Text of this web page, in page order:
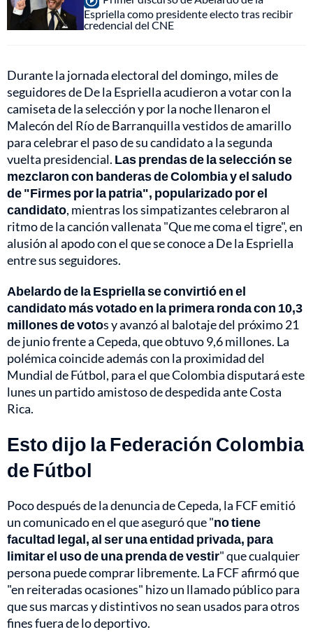
Espriella como presidente electo tras recibir
credencial del CNE
Durante la jornada electoral del domingo, miles de
seguidores de De la Espriella acudieron a votar con la
camiseta de la selección y por la noche llenaron el
Malecón del Río de Barranquilla vestidos de amarillo
para celebrar el paso de su candidato a la segunda
vuelta presidencial. Las prendas de la selección se
mezclaron con banderas de Colombia y el saludo
de "Firmes por la patria", popularizado por el
candidato, mientras los simpatizantes celebraron al
ritmo de la canción vallenata "Que me coma el tigre", en
alusión al apodo con el que se conoce a De la Espriella
entre sus seguidores.
Abelardo de la Espriella se convirtió en el
candidato más votado en la primera ronda con 10,3
millones de votos y avanzó al balotaje del próximo 21
de junio frente a Cepeda, que obtuvo 9,6 millones. La
polémica coincide además con la proximidad del
Mundial de Fútbol, para el que Colombia disputará este
lunes un partido amistoso de despedida ante Costa
Rica.
Esto dijo la Federación Colombia
de Fútbol
Poco después de la denuncia de Cepeda, la FCF emitió
un comunicado en el que aseguró que "no tiene
facultad legal, al ser una entidad privada, para
limitar el uso de una prenda de vestir" que cualquier
persona puede comprar libremente. La FCF afirmó que
"en reiteradas ocasiones" hizo un llamado público para
que sus marcas y distintivos no sean usados para otros
fines fuera de lo deportivo.